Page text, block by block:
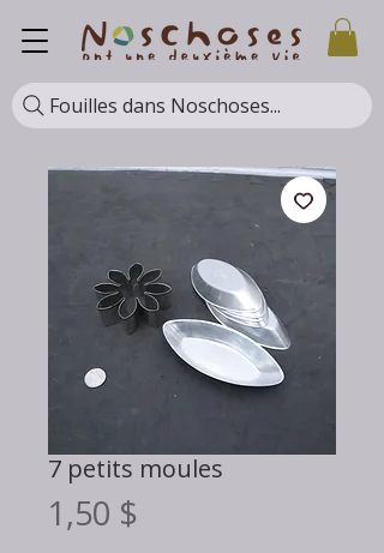
Fouilles dans Noschoses...
7 petits moules
1,50 $